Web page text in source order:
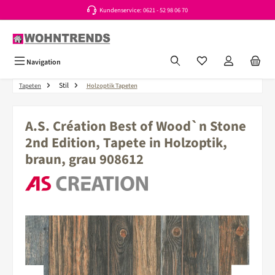
Kundenservice: 0621 - 52 98 06 70
Navigation Du hast 0 Produkte
Tapeten Stil Holzoptik Tapeten
A.S. Création Best of Wood`n Stone
2nd Edition, Tapete in Holzoptik,
braun, grau 908612
Bildergalerie überspringen